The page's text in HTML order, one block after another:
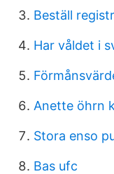
Beställ
Har våldet i
Anette öhrn
Stora enso
Bas ufc